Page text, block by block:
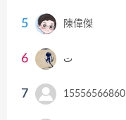
5 陳偉傑
6 ت
7 15556566860